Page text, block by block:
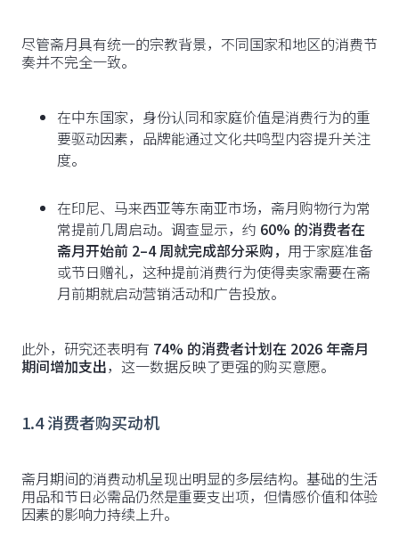
尽管斋月具有统一的宗教背景，不同国家和地区的消费节
奏并不完全一致。
在中东国家，身份认同和家庭价值是消费行为的重
要驱动因素，品牌能通过文化共鸣型内容提升关注
度。
在印尼、马来西亚等东南亚市场，斋月购物行为常
常提前几周启动。调查显示，约 60% 的消费者在
斋月开始前 2–4 周就完成部分采购， 用于家庭准备
或节日赠礼，这种提前消费行为使得卖家需要在斋
月前期就启动营销活动和广告投放。
此外，研究还表明有 74% 的消费者计划在 2026 年斋月
期间增加支出，这一数据反映了更强的购买意愿。
1.4 消费者购买动机
斋月期间的消费动机呈现出明显的多层结构。基础的生活
用品和节日必需品仍然是重要支出项，但情感价值和体验
因素的影响力持续上升。